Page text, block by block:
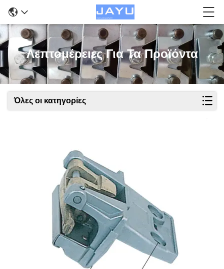
Λεπτομέρειες Για Τα Προϊόντα
Όλες οι κατηγορίες